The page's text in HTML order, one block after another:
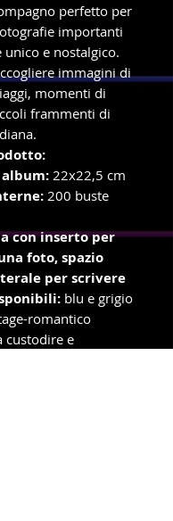
perfetto per
importanti
unico e nostalgico.
immagini di
momenti di
frammenti di
22x22,5 cm
200 buste
con inserto per
foto, spazio
per scrivere
blu e grigio
romantico
custodire e